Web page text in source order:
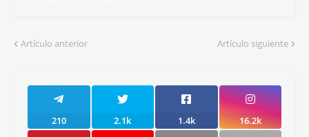
Artículo anterior Artículo siguiente
210 2.1k 1.4k 16.2k